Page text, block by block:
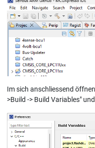
Im sich anschliessend
>Build -> Build Variables"